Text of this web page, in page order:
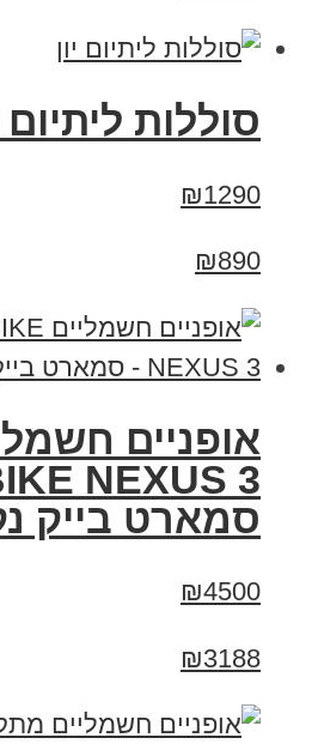
סוללות ליתיום
₪1290
₪890
סמארט בייק
₪4500
₪3188